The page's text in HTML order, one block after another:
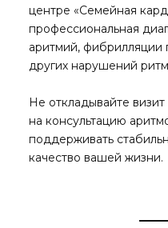
центре «Семейная
профессиональная
аритмий, фибрилляции
других нарушений
Не откладывайте
на консультацию
поддерживать
качество вашей жизни.